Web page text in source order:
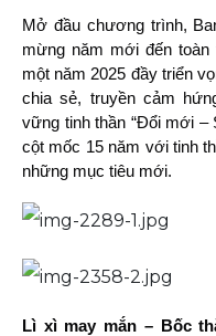
Mở đầu chương trình,
mừng năm mới đến
một năm 2025 đầy triển
chia sẻ, truyền cảm
vững tinh thần “Đổi mới –
cột mốc 15 năm với tinh
những mục tiêu mới.
Lì xì may mắn – Bốc